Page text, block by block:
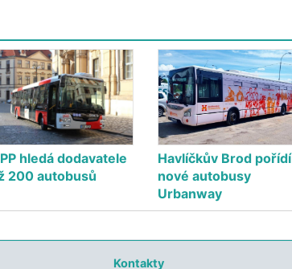
hledá dodavatele
200 autobusů
Havlíčkův Brod pořídí
nové autobusy
Urbanway
Kontakty